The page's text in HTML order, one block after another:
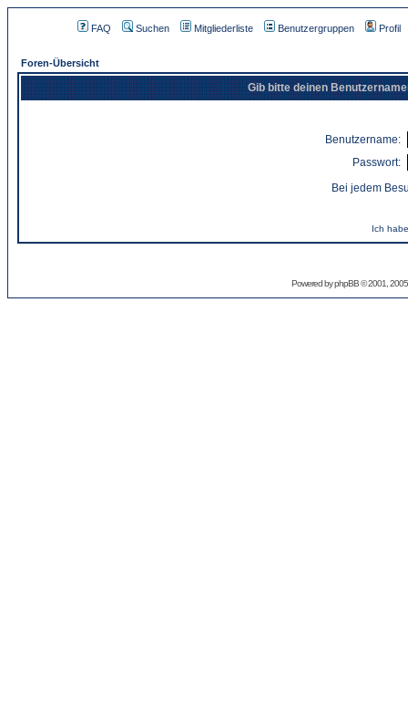
FAQ Suchen Mitgliederliste Benutzergruppen Profil
Foren-Übersicht
Gib bitte deinen
Benutzername:
Passwort:
Bei jedem
Ich
Powered byphpBB© 2001,